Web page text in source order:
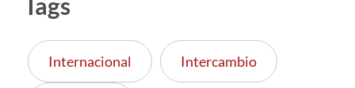
Internacional Intercambio